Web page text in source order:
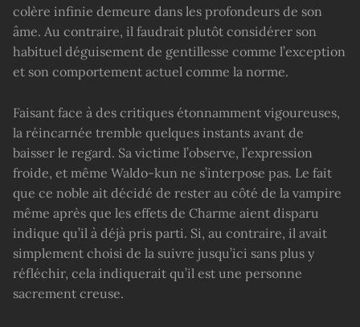
colère infinie demeure dans les profondeurs de son
âme. Au contraire, il faudrait plutôt considérer son
habituel déguisement de gentillesse comme l’exception
et son comportement actuel comme la norme.
Faisant face à des critiques étonnamment vigoureuses,
la réincarnée tremble quelques instants avant de
baisser le regard. Sa victime l’observe, l’expression
froide, et même Waldo-kun ne s’interpose pas. Le fait
que ce noble ait décidé de rester au côté de la vampire
même après que les effets de Charme aient disparu
indique qu’il à déjà pris parti. Si, au contraire, il avait
simplement choisi de la suivre jusqu’ici sans plus y
réfléchir, cela indiquerait qu’il est une personne
sacrement creuse.